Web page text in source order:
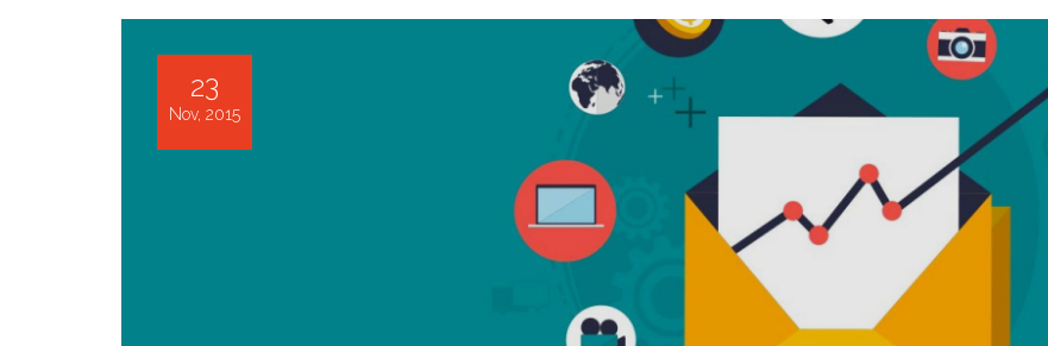
23
Nov, 2015